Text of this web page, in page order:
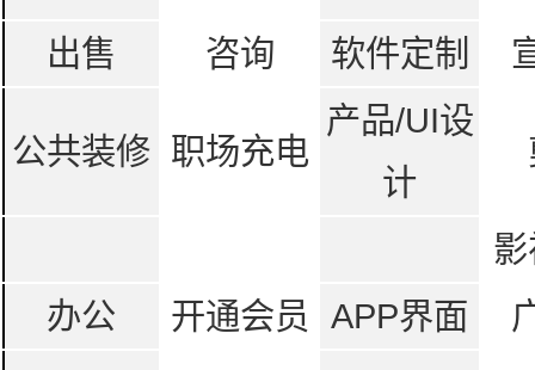
出售 咨询 软件定制
公共装修 职场充电
产品/UI设
计
办公
开通会员 APP界面